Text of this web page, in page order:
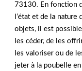
73130. En fonction
l’état et de la nature
objets, il est
les céder, de les
les valoriser ou de
jeter à la poubelle en